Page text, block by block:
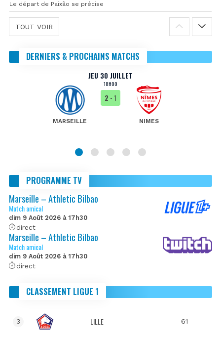
Le départ de Paixão se précise
TOUT VOIR
DERNIERS & PROCHAINS MATCHS
JEU 30 JUILLET
18H00
MARSEILLE
2 - 1
NIMES
PROGRAMME TV
Marseille – Athletic Bilbao
Match amical
dim 9 Août 2026 à 17h30
direct
Marseille – Athletic Bilbao
Match amical
dim 9 Août 2026 à 17h30
direct
CLASSEMENT LIGUE 1
3 LILLE 61